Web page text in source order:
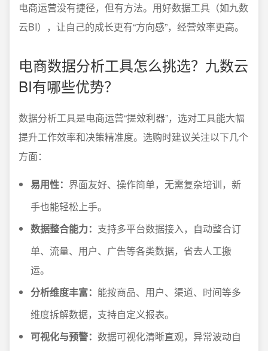
电商运营没有捷径，但有方法。用好数据工具（如九数
云BI），让自己的成长更有“方向感”，经营效率更高。
电商数据分析工具怎么挑选？九数云
BI有哪些优势？
数据分析工具是电商运营“提效利器”，选对工具能大幅
提升工作效率和决策精准度。选购时建议关注以下几个
方面：
易用性： 界面友好、操作简单，无需复杂培训，新
手也能轻松上手。
数据整合能力： 支持多平台数据接入，自动整合订
单、流量、用户、广告等各类数据，省去人工搬
运。
分析维度丰富： 能按商品、用户、渠道、时间等多
维度拆解数据，支持自定义报表。
可视化与预警： 数据可视化清晰直观，异常波动自